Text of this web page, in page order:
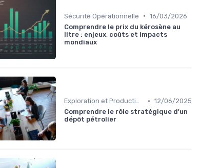
Sécurité Opérationnelle • 16/03/2026
Comprendre le prix du kérosène au
litre : enjeux, coûts et impacts
mondiaux
Exploration et Production • 12/06/2025
Comprendre le rôle stratégique d'un
dépôt pétrolier